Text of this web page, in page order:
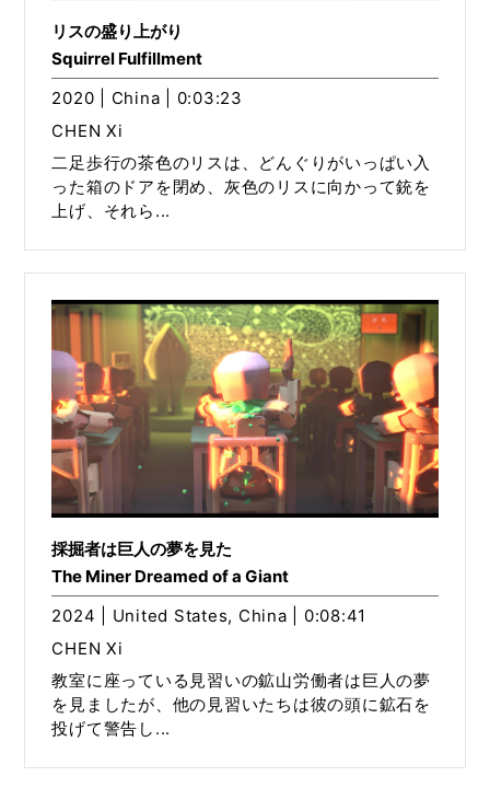
リスの盛り上がり
Squirrel Fulfillment
2020 | China | 0:03:23
CHEN Xi
二足歩行の茶色のリスは、どんぐりがいっぱい入
った箱のドアを閉め、灰色のリスに向かって銃を
上げ、それら...
採掘者は巨人の夢を見た
The Miner Dreamed of a Giant
2024 | United States, China | 0:08:41
CHEN Xi
教室に座っている見習いの鉱山労働者は巨人の夢
を見ましたが、他の見習いたちは彼の頭に鉱石を
投げて警告し...